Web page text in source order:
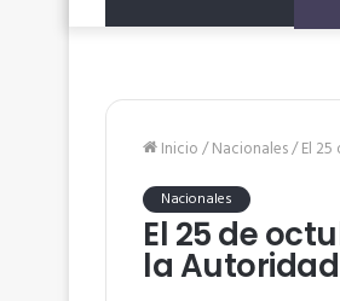
Inicio/Nacionales/El
Nacionales
El 25 de
la